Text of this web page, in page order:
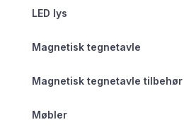
LED lys
Magnetisk tegnetavle
Magnetisk tegnetavle tilbehør
Møbler